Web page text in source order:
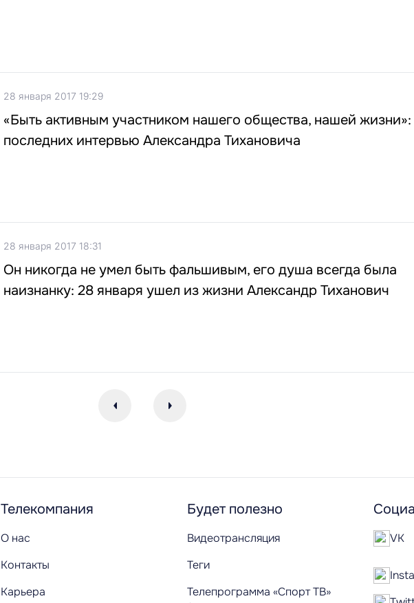
28 января 2017 19:29
«Быть активным участником нашего общества, нашей
последних интервью Александра Тихановича
28 января 2017 18:31
Он никогда не умел быть фальшивым, его душа всегда была
наизнанку: 28 января ушел из жизни Александр Тиханович
Телекомпания
О нас
Контакты
Карьера
Будет полезно
Видеотрансляция
Теги
Телепрограмма «Спорт ТВ»
VK